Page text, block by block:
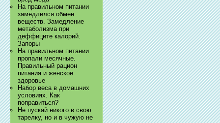
На правильном питании
замедлился обмен
веществ. Замедление
метаболизма при
деффиците калорий.
Запоры
На правильном питании
пропали месячные.
Правильный рацион
питания и женское
здоровье
Набор веса в домашних
условиях. Как
поправиться?
Не пускай никого в свою
тарелку, но и в чужую не